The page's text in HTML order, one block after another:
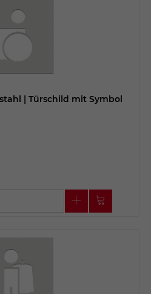
| Türschild mit Symbol